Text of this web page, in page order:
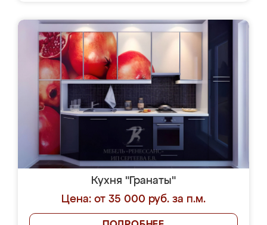
Кухня "Гранаты"
Цена: от 35 000 руб. за п.м.